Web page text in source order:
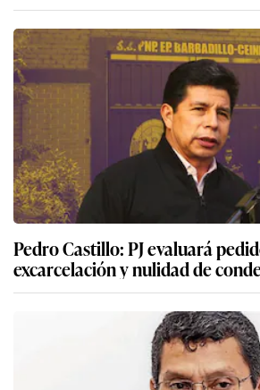
Pedro Castillo: PJ evaluará
excarcelación y nulidad de